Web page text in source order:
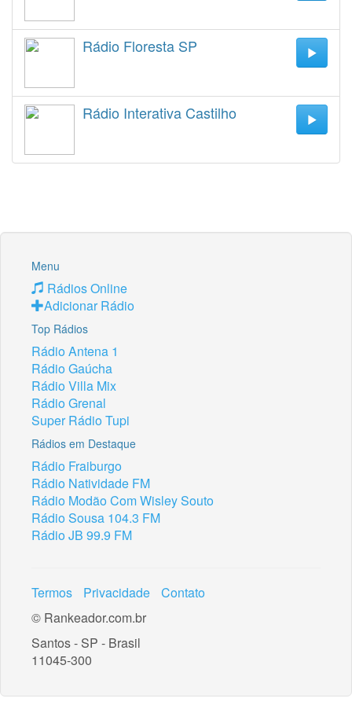
Rádio Floresta SP
Rádio Interativa Castilho
Menu
Rádios Online
Adicionar Rádio
Top Rádios
Rádio Antena 1
Rádio Gaúcha
Rádio Villa Mix
Rádio Grenal
Super Rádio Tupi
Rádios em Destaque
Rádio Fraiburgo
Rádio Natividade FM
Rádio Modão Com Wisley Souto
Rádio Sousa 104.3 FM
Rádio JB 99.9 FM
Termos Privacidade
Contato
© Rankeador.com.br
Santos - SP - Brasil
11045-300